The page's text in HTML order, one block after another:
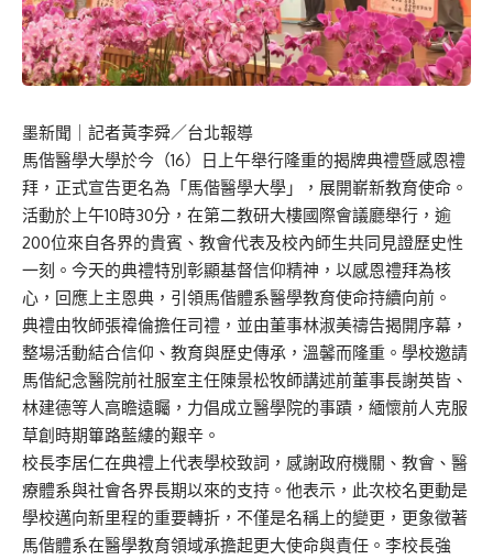
墨新聞 ｜記者黃李舜／台北報導
馬偕醫學大學於今（16）日上午舉行隆重的揭牌典禮暨感恩禮
拜，正式宣告更名為「馬偕醫學大學」，展開嶄新教育使命。
活動於上午10時30分，在第二教研大樓國際會議廳舉行，逾
200位來自各界的貴賓、教會代表及校內師生共同見證歷史性
一刻。今天的典禮特別彰顯基督信仰精神，以感恩禮拜為核
心，回應上主恩典，引領馬偕體系醫學教育使命持續向前。
典禮由牧師張禕倫擔任司禮，並由董事林淑美禱告揭開序幕，
整場活動結合信仰、教育與歷史傳承，溫馨而隆重。學校邀請
馬偕紀念醫院前社服室主任陳景松牧師講述前董事長謝英皆、
林建德等人高瞻遠矚，力倡成立醫學院的事蹟，緬懷前人克服
草創時期篳路藍縷的艱辛。
校長李居仁在典禮上代表學校致詞，感謝政府機關、教會、醫
療體系與社會各界長期以來的支持。他表示，此次校名更動是
學校邁向新里程的重要轉折，不僅是名稱上的變更，更象徵著
馬偕體系在醫學教育領域承擔起更大使命與責任。李校長強